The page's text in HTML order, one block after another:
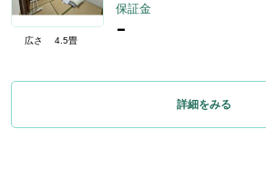
広さ 4.5畳
保証金
-
詳細をみる